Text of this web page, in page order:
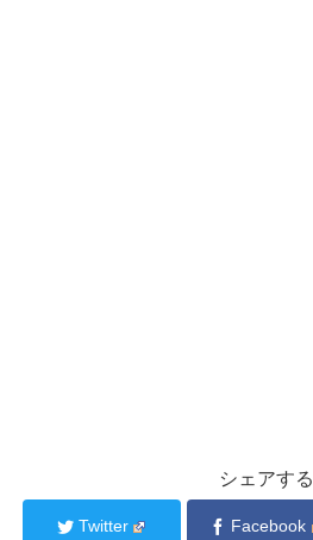
シェアする
Twitter Facebook